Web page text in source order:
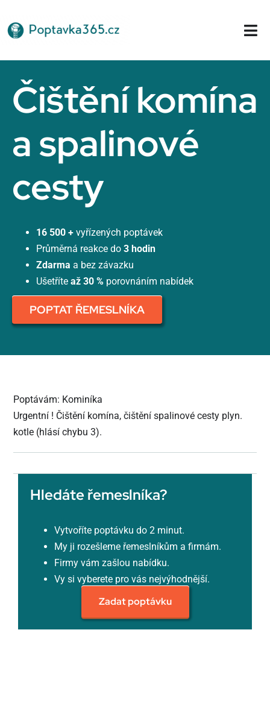
na
obsah
Čištění komína
a spalinové
cesty
16 500 + vyřízených poptávek
Průměrná reakce do 3 hodin
Zdarma a bez závazku
Ušetříte až 30 %porovnáním nabídek
POPTAT ŘEMESLNÍKA
Poptávám: Kominíka
Urgentní ! Čištění komína, čištění spalinové cesty plyn.
kotle (hlásí chybu 3).
Hledáte řemeslníka?
Vytvoříte poptávku do 2 minut.
My ji rozešleme řemeslníkům a firmám.
Firmy vám zašlou nabídku.
Vy si vyberete pro vás nejvýhodnější.
Zadat poptávku